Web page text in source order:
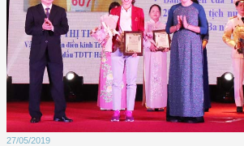
27/05/2019